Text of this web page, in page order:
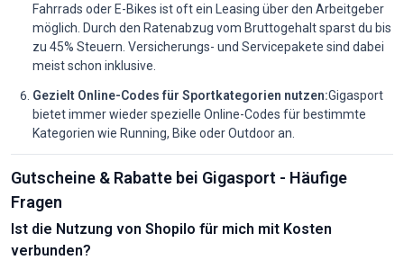
Fahrrads oder E-Bikes ist oft ein Leasing über den Arbeitgeber
möglich. Durch den Ratenabzug vom Bruttogehalt sparst du bis
zu 45% Steuern. Versicherungs- und Servicepakete sind dabei
meist schon inklusive.
Gezielt Online-Codes für Sportkategorien nutzen:Gigasport
bietet immer wieder spezielle Online-Codes für bestimmte
Kategorien wie Running, Bike oder Outdoor an.
Gutscheine & Rabatte bei Gigasport - Häufige
Fragen
Ist die Nutzung von Shopilo für mich mit Kosten
verbunden?